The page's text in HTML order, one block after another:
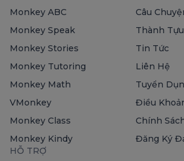
Monkey ABC
Monkey Speak
Monkey Stories
Monkey Tutoring
Monkey Math
VMonkey
Monkey Class
Monkey Kindy
Câu
Thành
Tin Tức
Liên Hệ
Tuyển
Điều
Chính
Đăng Ký
HỖ TRỢ